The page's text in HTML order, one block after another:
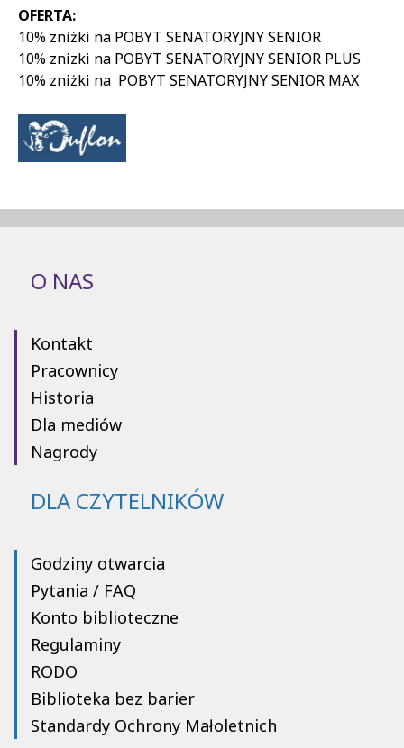
OFERTA:
10% zniżki na POBYT SENATORYJNY SENIOR
10% znizki na POBYT SENATORYJNY SENIOR PLUS
10% zniżki na POBYT SENATORYJNY SENIOR MAX
O NAS
Kontakt
Pracownicy
Historia
Dla mediów
Nagrody
DLA CZYTELNIKÓW
Godziny otwarcia
Pytania / FAQ
Konto biblioteczne
Regulaminy
RODO
Biblioteka bez barier
Standardy Ochrony Małoletnich